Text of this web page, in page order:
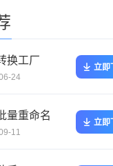
换工厂
24
立即
量重命名
11
立即